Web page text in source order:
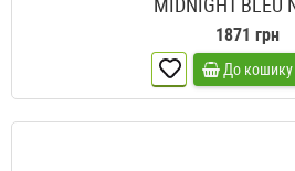
MIDNIGHT BLEU
1871 грн
До кошику